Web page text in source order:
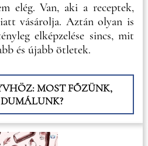
elég. Van, aki a receptek,
vásárolja. Aztán olyan is
elképzelése sincs, mit
és újabb ötletek.
MOST FŐZÜNK,